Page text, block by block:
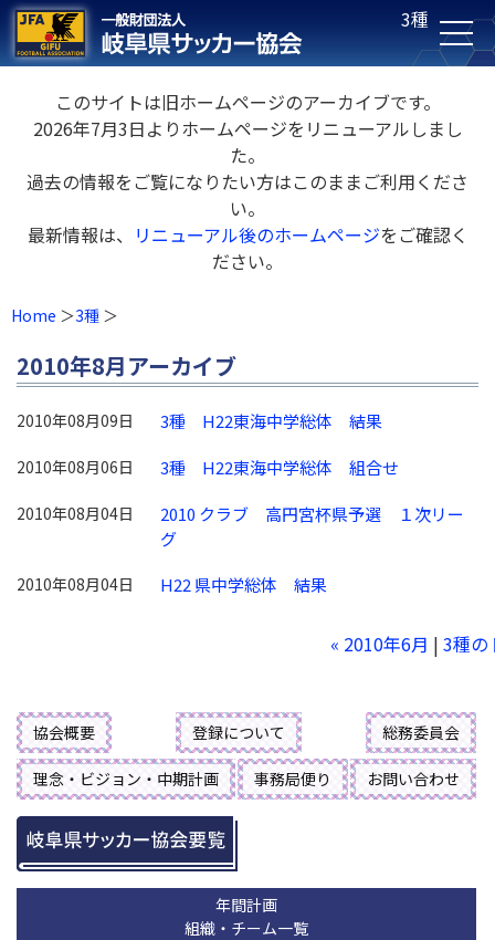
3種
このサイトは旧ホームページのアーカイブです。
2026年7月3日よりホームページをリニューアルしまし
た。
過去の情報をご覧になりたい方はこのままご利用くださ
い。
最新情報は、 リニューアル後のホームページをご確認く
ださい。
Home 3種
2010年8月アーカイブ
2010年08月09日 3種 H22東海中学総体 結果
2010年08月06日 3種 H22東海中学総体 組合せ
2010年08月04日
2010 クラブ 高円宮杯県予選 １次リー
グ
2010年08月04日 H22 県中学総体 結果
« 2010年6月 | 3種の
協会概要 登録について 総務委員会
理念・ビジョン・中期計画 事務局便り お問い合わせ
年間計画
組織・チーム一覧